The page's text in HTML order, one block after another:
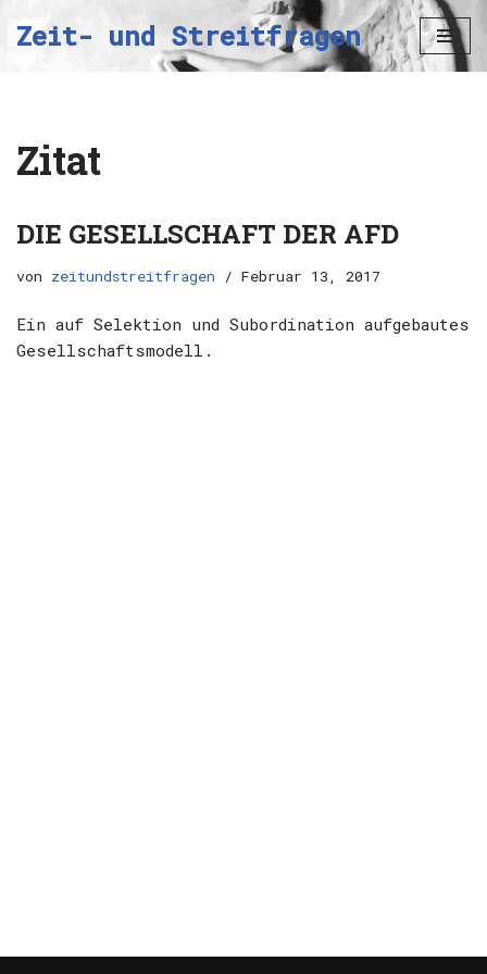
Zeit- und Streitfragen
Zitat
DIE GESELLSCHAFT DER AFD
von zeitundstreitfragen Februar 13, 2017
Ein auf Selektion und Subordination aufgebautes
Gesellschaftsmodell.